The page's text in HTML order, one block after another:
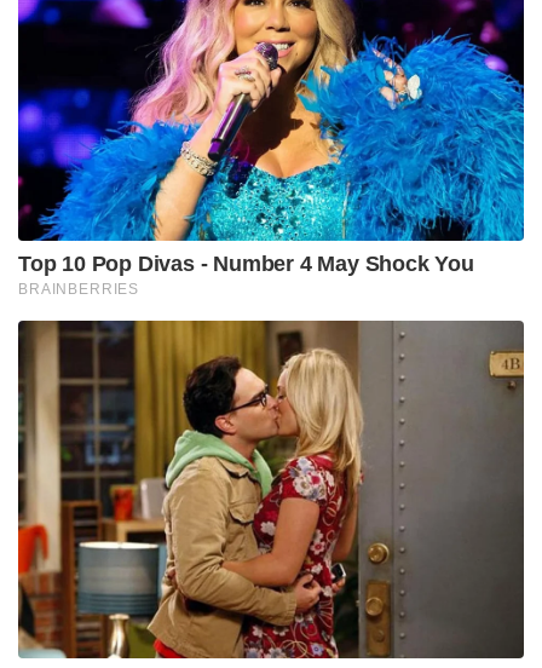
Top 10 Pop Divas - Number 4 May Shock You
BRAINBERRIES